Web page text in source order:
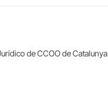
de CCOO de Catalunya